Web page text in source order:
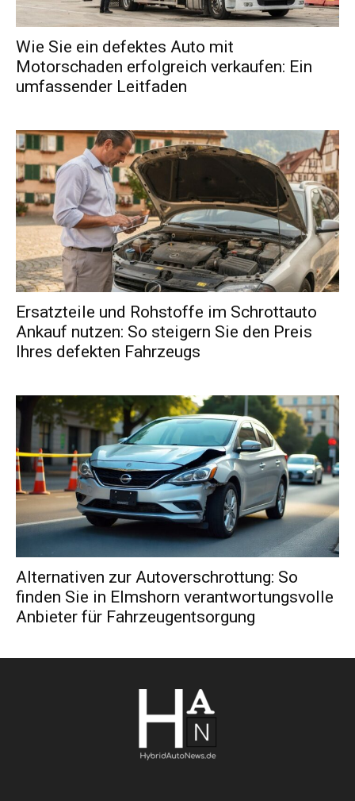
Wie Sie ein defektes Auto mit
Motorschaden erfolgreich verkaufen: Ein
umfassender Leitfaden
Ersatzteile und Rohstoffe im Schrottauto
Ankauf nutzen: So steigern Sie den Preis
Ihres defekten Fahrzeugs
Alternativen zur Autoverschrottung: So
finden Sie in Elmshorn verantwortungsvolle
Anbieter für Fahrzeugentsorgung